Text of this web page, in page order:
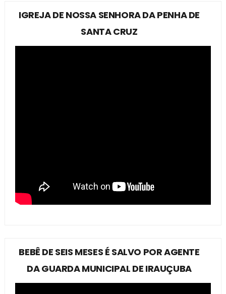
IGREJA DE NOSSA SENHORA DA PENHA DE
SANTA CRUZ
BEBÊ DE SEIS MESES É SALVO POR AGENTE
DA GUARDA MUNICIPAL DE IRAUÇUBA